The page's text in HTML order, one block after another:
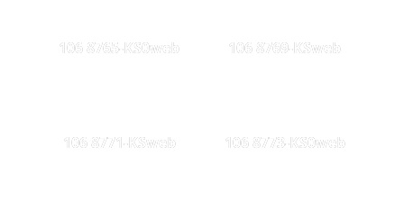
106 8765-KS0web 106 8769-KSweb
106 8771-KSweb 106 8773-KS0web